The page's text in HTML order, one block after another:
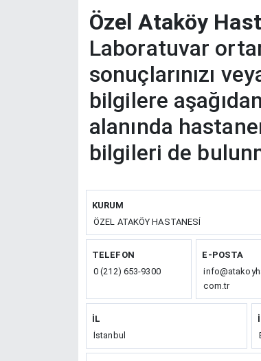
Özel Ataköy
Laboratuvar
sonuçlarınızı
bilgilere
alanında
bilgileri de
KURUM
ÖZEL ATAKÖY HASTANESİ
TELEFON
0 (212) 653-9300
E-POSTA
com.tr
İL
İstanbul